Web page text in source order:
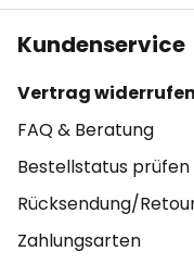
Kundenservice
Vertrag widerrufen
FAQ & Beratung
Bestellstatus prüfen
Rücksendung/
Zahlungsarten